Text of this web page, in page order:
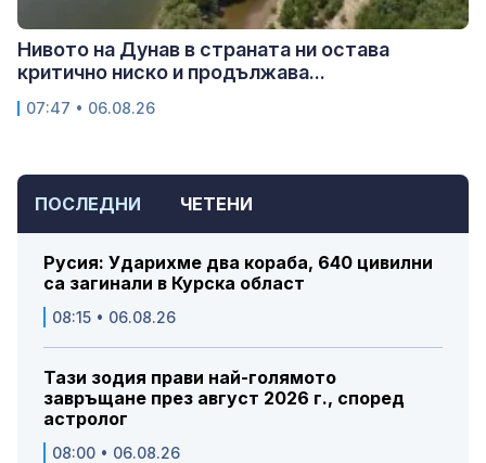
ПОСЛЕДНИ ЧЕТЕНИ
Русия: Ударихме два кораба, 640 цивилни
са загинали в Курска област
08:15 • 06.08.26
Тази зодия прави най-голямото
завръщане през август 2026 г., според
астролог
08:00 • 06.08.26
Нивото на Дунав в страната ни остава
критично ниско и продължава...
07:47 • 06.08.26